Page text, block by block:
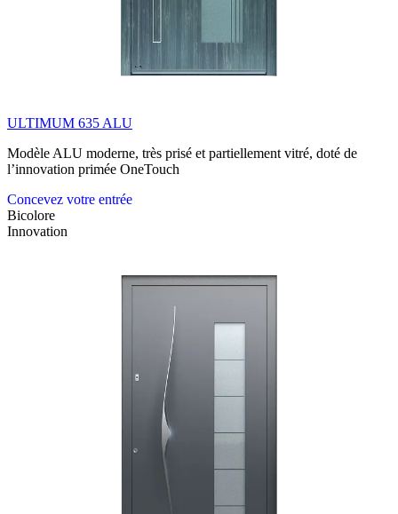
ULTIMUM 635 ALU
Modèle ALU moderne, très prisé et partiellement vitré, doté de
l’innovation primée OneTouch
Concevez votre entrée
Bicolore
Innovation